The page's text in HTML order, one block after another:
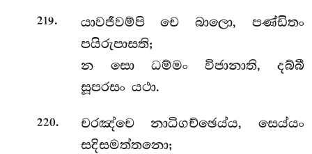
219. යාවජීවම්පිචෙ බාලො, පණ්ඩිතං
පයිරුපාසති;
න සො ධම්මං විජානාති, දබ්බී
සූපරසං යථා.
220.
චරඤ්චෙ නාධිගච්ඡෙය්ය, සෙය්යං
සදිසමත්තනො;